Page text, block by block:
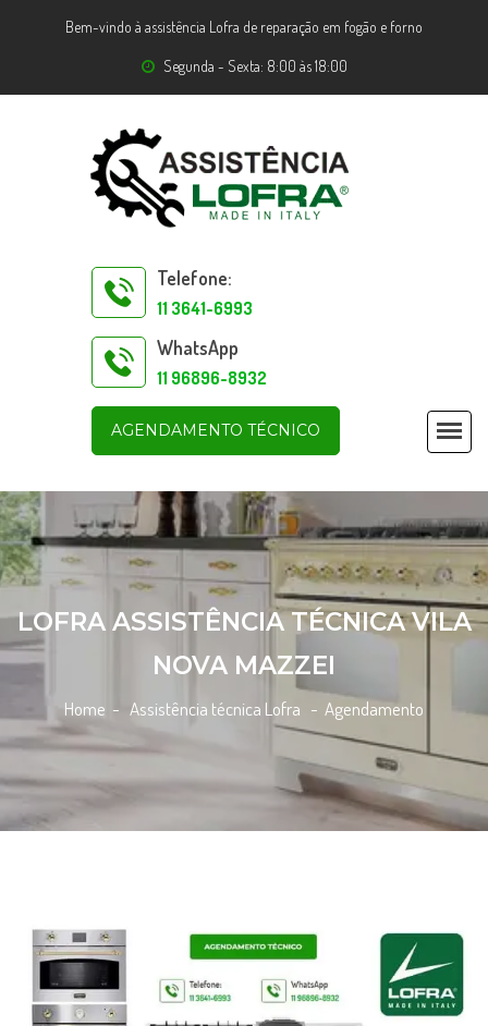
Bem-vindo à assistência Lofra de reparação em fogão e forno
Segunda - Sexta: 8:00 às 18:00
Telefone:
11 3641-6993
WhatsApp
11 96896-8932
AGENDAMENTO TÉCNICO
LOFRA ASSISTÊNCIA TÉCNICA VILA
NOVA MAZZEI
Home - Assistência técnica Lofra - Agendamento